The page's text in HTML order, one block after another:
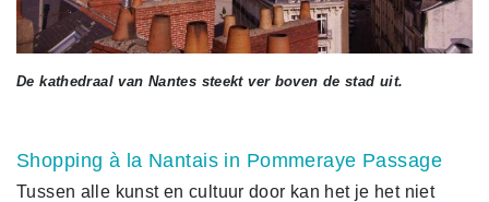
De kathedraal van Nantes steekt ver boven de stad uit.
Shopping à la Nantais in Pommeraye Passage
Tussen alle kunst en cultuur door kan het je het niet